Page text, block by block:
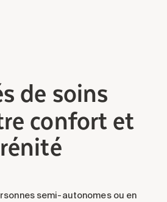
de soins
confort et
semi-autonomes ou en